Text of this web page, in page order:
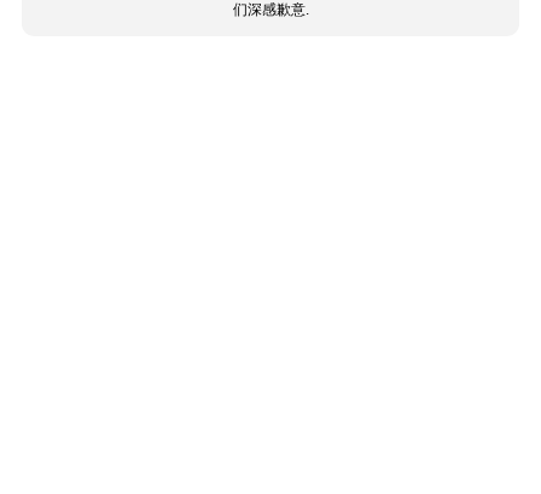
们深感歉意.